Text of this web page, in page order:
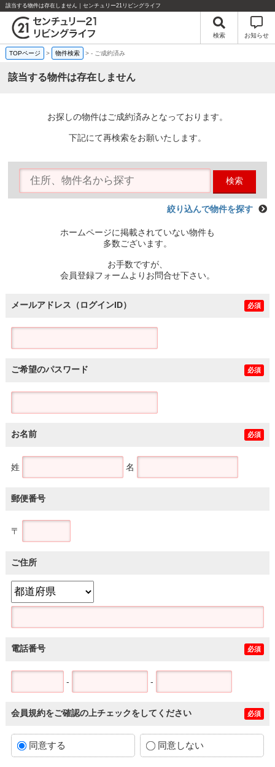
該当する物件は存在しません｜センチュリー21リビングライフ
検索 お知らせ
TOPページ > 物件検索 >- ご成約済み
該当する物件は存在しません
お探しの物件はご成約済みとなっております。
下記にて再検索をお願いたします。
検索
絞り込んで物件を探す
ホームページに掲載されていない物件も
多数ございます。
お手数ですが、
会員登録フォームよりお問合せ下さい。
メールアドレス（ログインID） 必須
ご希望のパスワード 必須
お名前 必須
姓 名
郵便番号
〒
ご住所
電話番号 必須
- -
会員規約をご確認の上チェックをしてください 必須
同意する 同意しない